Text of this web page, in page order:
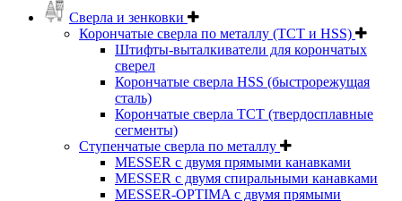
Сверла и зенковки
Корончатые сверла по металлу (TCT и HSS)
Штифты-выталкиватели для корончатых
сверел
Корончатые сверла HSS (быстрорежущая
сталь)
Корончатые сверла TCT (твердосплавные
сегменты)
Ступенчатые сверла по металлу
MESSER с двумя прямыми канавками
MESSER с двумя спиральными канавками
MESSER-OPTIMA с двумя прямыми